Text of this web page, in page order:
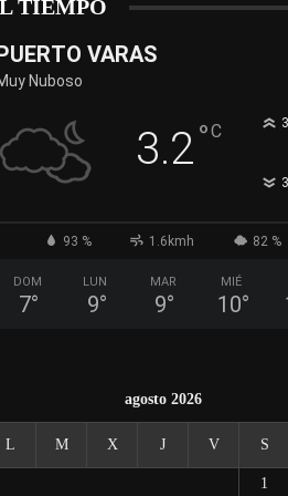
TIEMPO
VARAS
Nuboso
3.2°C
93 % 1.6kmh 82 %
DOM
7°
LUN
9°
MAR
9°
MIÉ
10°
agosto 2026
L M X J V S
1